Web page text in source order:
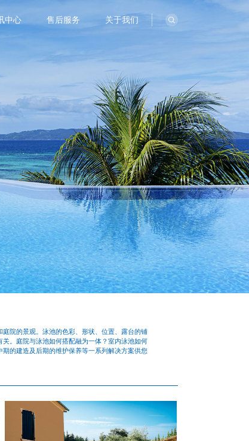
中心 售后服务 关于我们
院的景观。泳池的色彩、形状、位置、露台的铺
。庭院与泳池如何搭配融为一体？室内泳池如何
的建造及后期的维护保养等一系列解决方案供您